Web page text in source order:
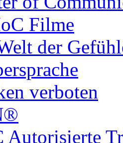
Filme
der
verboten
Autorisierte